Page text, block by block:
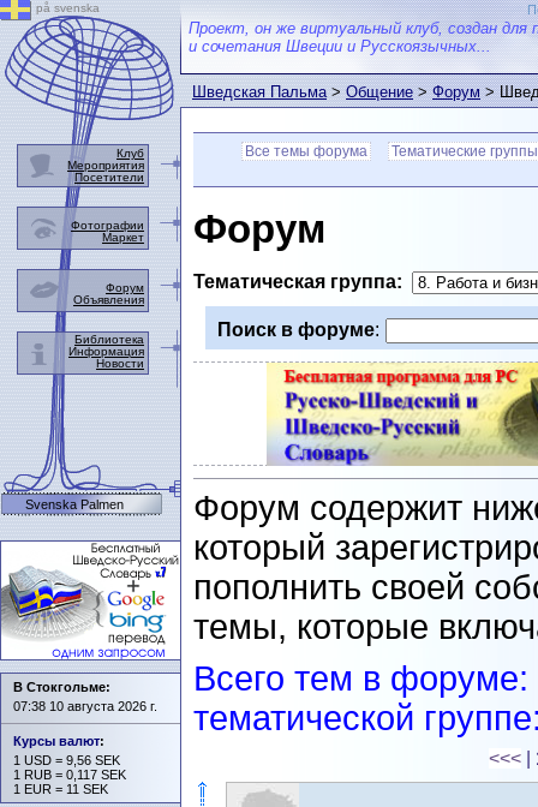
Проект, он же виртуальный клуб, создан для
и сочетания Швеции и Русскоязычных...
Шведская Пальма>Общение>Форум>
Все темы форума Тематические группы
Форум
Тематическая группа:
Поиск в форуме:
Форум содержит
который
пополнить своей
темы, которые
Всего тем в
тематической
<<<
på svenska
Клуб
Мероприятия
Посетители
Фотографии
Маркет
Форум
Объявления
Библиотека
Информация
Новости
Svenska Palmen
В Стокгольме:
07:38 10 августа 2026 г.
Курсы валют:
1 USD = 9,56 SEK
1 RUB = 0,117 SEK
1 EUR = 11 SEK